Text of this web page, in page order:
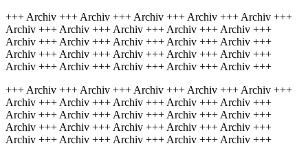
+++ Archiv +++ Archiv +++ Archiv +++ Archiv +++ Archiv +++
Archiv +++ Archiv +++ Archiv +++ Archiv +++ Archiv +++
Archiv +++ Archiv +++ Archiv +++ Archiv +++ Archiv +++
Archiv +++ Archiv +++ Archiv +++ Archiv +++ Archiv +++
Archiv +++ Archiv +++ Archiv +++ Archiv +++ Archiv +++
+++ Archiv +++ Archiv +++ Archiv +++ Archiv +++ Archiv +++
Archiv +++ Archiv +++ Archiv +++ Archiv +++ Archiv +++
Archiv +++ Archiv +++ Archiv +++ Archiv +++ Archiv +++
Archiv +++ Archiv +++ Archiv +++ Archiv +++ Archiv +++
Archiv +++ Archiv +++ Archiv +++ Archiv +++ Archiv +++